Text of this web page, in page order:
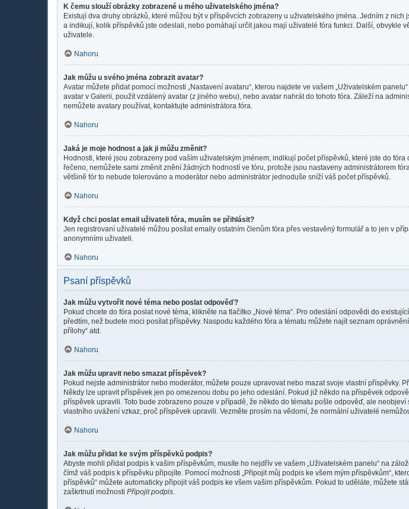
K čemu slouží obrázky zobrazené u mého uživatelského jména?
Existují dva druhy obrázků, které můžou být v příspěvcích zobrazeny u uživatelského jména. Jedním z
a indikují, kolik příspěvků jste odeslali, nebo pomáhají určit jakou mají uživatelé fóra funkci. Další,
uživatele.
Nahoru
Jak můžu u svého jména zobrazit avatar?
Avatar můžete přidat pomocí možnosti „Nastavení avataru“, kterou najdete ve vašem „Uživatelském
avatar v Galerii, použít vzdálený avatar (z jiného webu), nebo avatar nahrát do tohoto fóra. Záleží na
nemůžete avatary používat, kontaktujte administrátora fóra.
Nahoru
Jaká je moje hodnost a jak ji můžu změnit?
Hodnosti, které jsou zobrazeny pod vaším uživatelským jménem, indikují počet příspěvků, které jste do
řečeno, nemůžete sami změnit znění žádných hodností ve fóru, protože jsou nastaveny administrátorem
většině fór to nebude tolerováno a moderátor nebo administrátor jednoduše sníží váš počet příspěvků.
Nahoru
Když chci poslat email uživateli fóra, musím se přihlásit?
Jen registrovaní uživatelé můžou posílat emaily ostatním členům fóra přes vestavěný formulář a to jen v
anonymními uživateli.
Nahoru
Psaní příspěvků
Jak můžu vytvořit nové téma nebo poslat odpověď?
Pokud chcete do fóra poslat nové téma, klikněte na tlačítko „Nové téma“. Pro odeslání odpovědi do
předtím, než budete moci posílat příspěvky. Naspodu každého fóra a tématu můžete najít seznam
přílohy“ atd.
Nahoru
Jak můžu upravit nebo smazat příspěvek?
Pokud nejste administrátor nebo moderátor, můžete pouze upravovat nebo mazat svoje vlastní příspěvky.
Někdy lze upravit příspěvek jen po omezenou dobu po jeho odeslání. Pokud již někdo na příspěvek
příspěvek upravili. Toto bude zobrazeno pouze v případě, že někdo do tématu pošle odpověď, ale
vlastního uvážení vzkaz, proč příspěvek upravili. Vezměte prosím na vědomí, že normální uživatelé
Nahoru
Jak můžu přidat ke svým příspěvků podpis?
Abyste mohli přidat podpis k vašim příspěvkům, musíte ho nejdřív ve vašem „Uživatelském panelu“ na
čímž váš podpis k příspěvku připojíte. Pomocí možnosti „Připojit můj podpis ke všem mým příspěvkům“,
příspěvků“ můžete automaticky připojit váš podpis ke všem vašim příspěvkům. Pokud to uděláte, můžete
zaškrtnutí možnosti Připojit podpis